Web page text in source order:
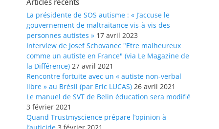
Articles récents
La présidente de SOS autisme : « J’accuse le
gouvernement de maltraitance vis-à-vis des
personnes autistes » 17 avril 2023
Interview de Josef Schovanec "Etre malheureux
comme un autiste en France" (via Le Magazine de
la Différence) 27 avril 2021
Rencontre fortuite avec un « autiste non-verbal
libre » au Brésil (par Eric LUCAS) 26 avril 2021
Le manuel de SVT de Belin éducation sera modifié
3 février 2021
Quand Trustmyscience prépare l’opinion à